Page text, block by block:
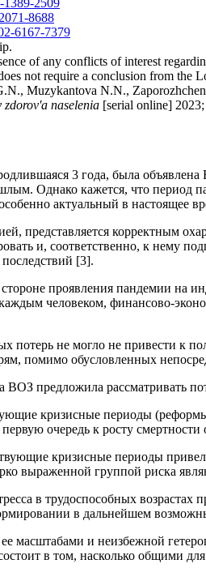
1389-2509
8688
6167-7379
of any conflicts of interest
not require a conclusion from the
Muzykantova N.N.,
zdorov'a naselenia [serial online]
3 года, была
Однако кажется, что период
актуальный в настоящее
представляется корректным
и, соответственно, к нему
[3].
проявления пандемии на
человеком, финансово-
потерь не могло не привести к
помимо обусловленных
ВОЗ предложила рассматривать
кризисные периоды
очередь к росту смертности
кризисные периоды
выраженной группой риска
в трудоспособных
в дальнейшем
масштабами и неизбежной
в том, насколько общими